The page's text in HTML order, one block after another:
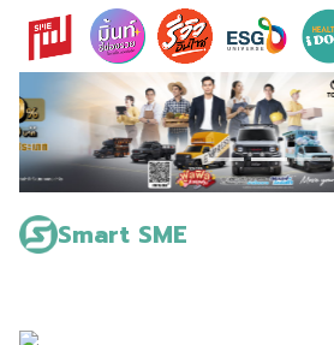
Skip
content
Smart SME
Search
for: